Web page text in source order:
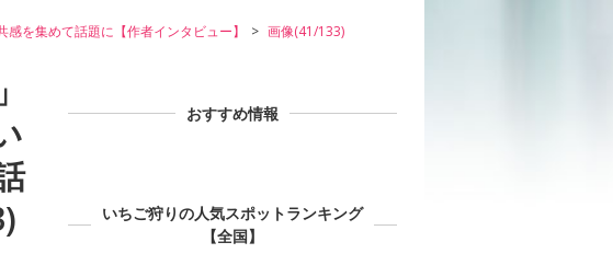
を集めて話題に【作者インタビュー】
画像(41/133)
おすすめ情報
いちご狩りの人気スポットランキング
【全国】